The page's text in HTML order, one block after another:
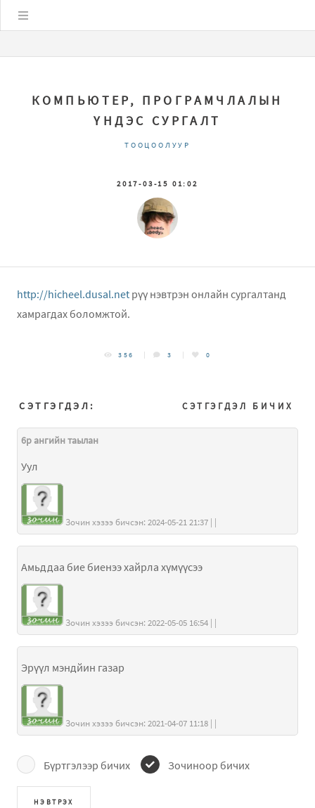
КОМПЬЮТЕР, ПРОГРАМЧЛАЛЫН
ҮНДЭС СУРГАЛТ
ТООЦООЛУУР
2017-03-15 01:02
http://hicheel.dusal.net рүү нэвтрэн онлайн сургалтанд
хамрагдах боломжтой.
356 3 0
СЭТГЭГДЭЛ БИЧИХ
СЭТГЭГДЭЛ:
6р ангийн таылан
Уул
Зочин хэзээ бичсэн: 2024-05-21 21:37 | |
Амьддаа бие биенээ хайрла хүмүүсээ
Зочин хэзээ бичсэн: 2022-05-05 16:54 | |
Эрүүл мэндйин газар
Зочин хэзээ бичсэн: 2021-04-07 11:18 | |
Бүртгэлээр бичих Зочиноор бичих